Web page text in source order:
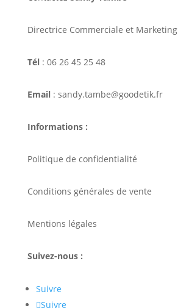
Directrice Commerciale et Marketing
Tél: 06 26 45 25 48
Email: sandy.tambe@goodetik.fr
Informations :
Politique de confidentialité
Conditions générales de vente
Mentions légales
Suivez-nous :
Suivre
Suivre